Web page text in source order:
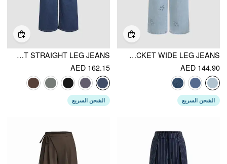
DENIM MID WAIST FLORAL POCKET WIDE LEG JEANS
AED 144.90
الشحن السريع
DENIM HIGH WAIST POCKET STRAIGHT LEG JEANS
AED 162.15
الشحن السريع